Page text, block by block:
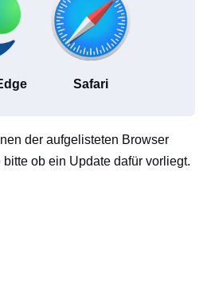
Safari
der aufgelisteten Browser
ob ein Update dafür vorliegt.